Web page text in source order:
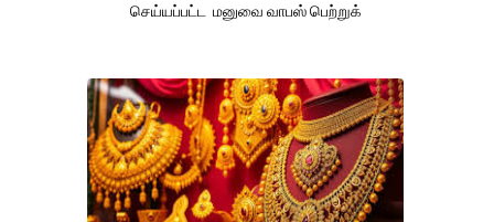
செய்யப்பட்ட மனுவை வாபஸ் பெற்றுக்